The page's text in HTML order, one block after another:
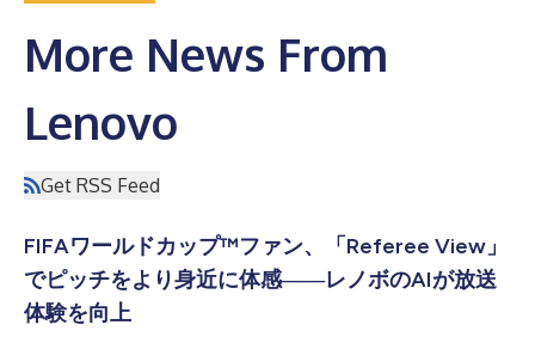
More News From
Lenovo
Get RSS Feed
FIFAワールドカップ™ファン、「Referee View」
でピッチをより身近に体感――レノボのAIが放送
体験を向上